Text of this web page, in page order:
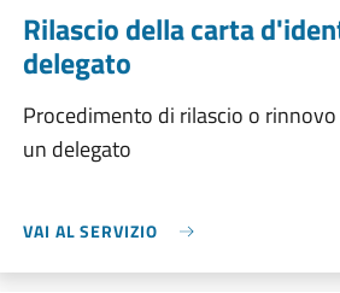
Rilascio della carta
delegato
Procedimento di rilascio o
un delegato
VAI AL SERVIZIO